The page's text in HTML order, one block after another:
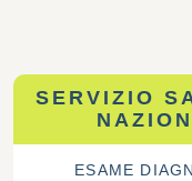
SERVIZIO
ESAME